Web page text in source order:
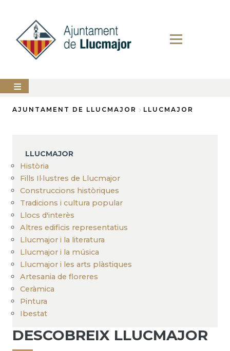
content
The
city
Services
PERFIL
DEL
CONTRACTANT
ANUNCIS
AJUNTAMENT DE LLUCMAJOR LLUCMAJOR
LLUCMAJOR
Història
Fills Il·lustres de Llucmajor
Construccions històriques
Tradicions i cultura popular
Llocs d'interès
Altres edificis representatius
Llucmajor i la literatura
Llucmajor i la música
Llucmajor i les arts plàstiques
Artesania de floreres
Ceràmica
Pintura
Ibestat
DESCOBREIX LLUCMAJOR